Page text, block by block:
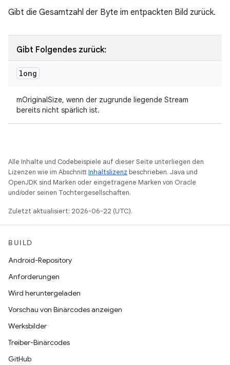
Gibt die Gesamtzahl der Byte im entpackten Bild zurück.
Gibt Folgendes zurück:
long
mOriginalSize, wenn der zugrunde liegende Stream
bereits nicht spärlich ist.
Alle Inhalte und Codebeispiele auf dieser Seite unterliegen den
Lizenzen wie im AbschnittInhaltslizenz beschrieben. Java und
OpenJDK sind Marken oder eingetragene Marken von Oracle
und/oder seinen Tochtergesellschaften.
Zuletzt aktualisiert: 2026-06-22 (UTC).
BUILD
Android-Repository
Anforderungen
Wird heruntergeladen
Vorschau von Binärcodes anzeigen
Werksbilder
Treiber-Binärcodes
GitHub